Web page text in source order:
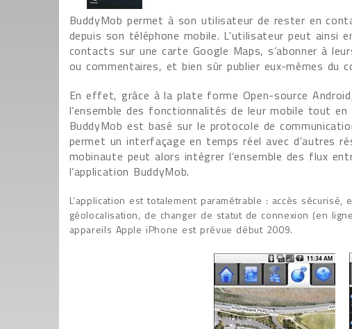
BuddyMob permet à son utilisateur de rester en
depuis son téléphone mobile. L'utilisateur peut ainsi
contacts sur une carte Google Maps, s’abonner à
ou commentaires, et bien sûr publier eux-mêmes du
En effet, grâce à la plate forme Open-source
l’ensemble des fonctionnalités de leur mobile tout
BuddyMob est basé sur le protocole de
permet un interfaçage en temps réel avec d’autres
mobinaute peut alors intégrer l’ensemble des flux
l’application BuddyMob.
L’application est totalement paramétrable : accès
géolocalisation, de changer de statut de connexion (en
appareils Apple iPhone est prévue début 2009.